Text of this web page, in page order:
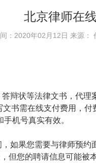
北京律师在
：2020年02月12日 来源：
辩状等法律文书，代
书需在线支付费用，
机号真实有效。
如果您需要与律师预
但您的聘请信息可能被